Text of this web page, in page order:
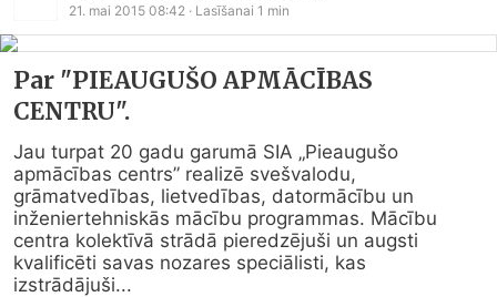
21. mai 2015 08:42 · Lasīšanai 1 min
Par "PIEAUGUŠO APMĀCĪBAS
CENTRU".
Jau turpat 20 gadu garumā SIA „Pieaugušo
apmācības centrs” realizē svešvalodu,
grāmatvedības, lietvedības, datormācību un
inženiertehniskās mācību programmas. Mācību
centra kolektīvā strādā pieredzējuši un augsti
kvalificēti savas nozares speciālisti, kas
izstrādājuši...